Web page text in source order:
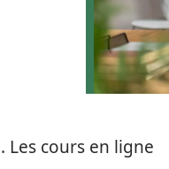
Les cours en ligne